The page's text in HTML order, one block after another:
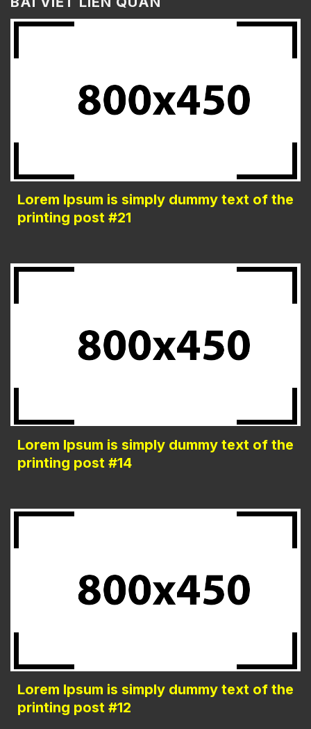
Lorem Ipsum is simply dummy text of the
printing post #21
Lorem Ipsum is simply dummy text of the
printing post #14
Lorem Ipsum is simply dummy text of the
printing post #12